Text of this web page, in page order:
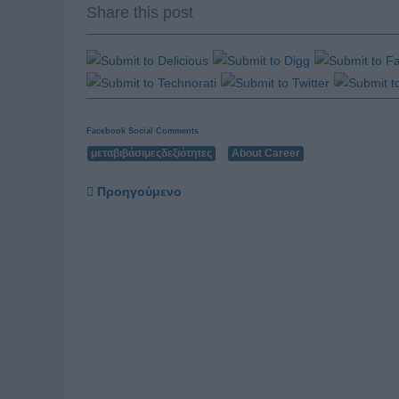
Share this post
Facebook Social Comments
μεταβιβάσιμεςδεξιότητες About Career
Προηγούμενο